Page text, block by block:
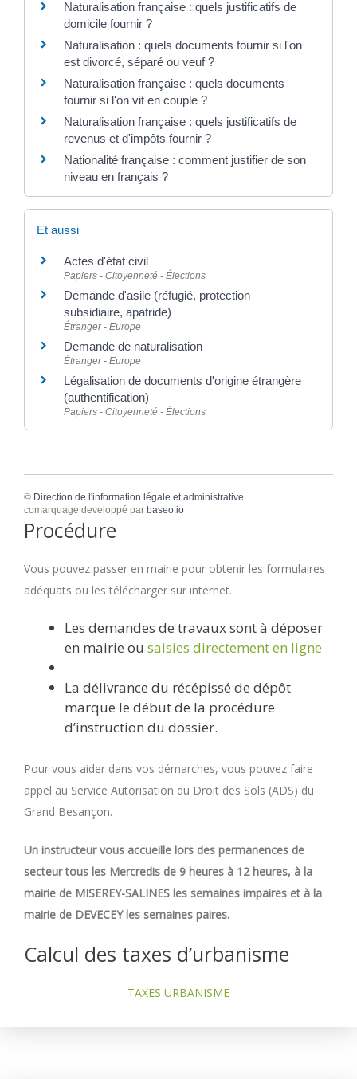
Naturalisation française : quels justificatifs de
domicile fournir ?
Naturalisation : quels documents fournir si l'on
est divorcé, séparé ou veuf ?
Naturalisation française : quels documents
fournir si l'on vit en couple ?
Naturalisation française : quels justificatifs de
revenus et d'impôts fournir ?
Nationalité française : comment justifier de son
niveau en français ?
Et aussi
Actes d'état civil
Papiers - Citoyenneté - Élections
Demande d'asile (réfugié, protection
subsidiaire, apatride)
Étranger - Europe
Demande de naturalisation
Étranger - Europe
Légalisation de documents d'origine étrangère
(authentification)
Papiers - Citoyenneté - Élections
© Direction de l'information légale et administrative
comarquage developpé par baseo.io
Procédure
Vous pouvez passer en mairie pour obtenir les formulaires
adéquats ou les télécharger sur internet.
Les demandes de travaux sont à déposer
en mairie ou saisies directement en ligne
La délivrance du récépissé de dépôt
marque le début de la procédure
d’instruction du dossier.
Pour vous aider dans vos démarches, vous pouvez faire
appel au Service Autorisation du Droit des Sols (ADS) du
Grand Besançon.
Un instructeur vous accueille lors des permanences de
secteur tous les Mercredis de 9 heures à 12 heures, à la
mairie de MISEREY-SALINES les semaines impaires et à la
mairie de DEVECEY les semaines paires.
Calcul des taxes d’urbanisme
TAXES URBANISME